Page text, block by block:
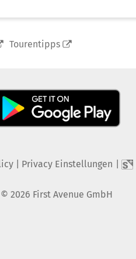
Tourentipps
| Privacy Einstellungen
© 2026 First Avenue GmbH